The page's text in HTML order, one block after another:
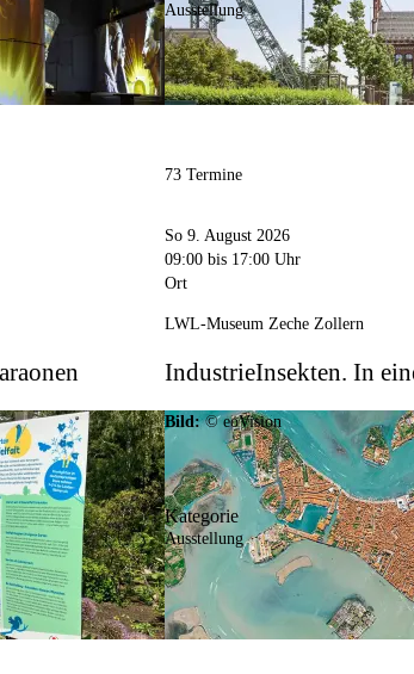
Ausstellung
73 Termine
So 9. August 2026
09:00 bis 17:00 Uhr
Ort
LWL-Museum Zeche Zollern
IndustrieInsekten. In
Bild:© eoVision
Kategorie
Ausstellung